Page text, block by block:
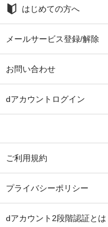
はじめての方へ
メールサービス登録/解除
お問い合わせ
dアカウントログイン
ご利用規約
プライバシーポリシー
dアカウント2段階認証とは